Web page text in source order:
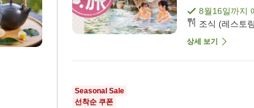
8월16일까지
조식 (레스토
상세 보기
Seasonal Sale
선착순 쿠폰